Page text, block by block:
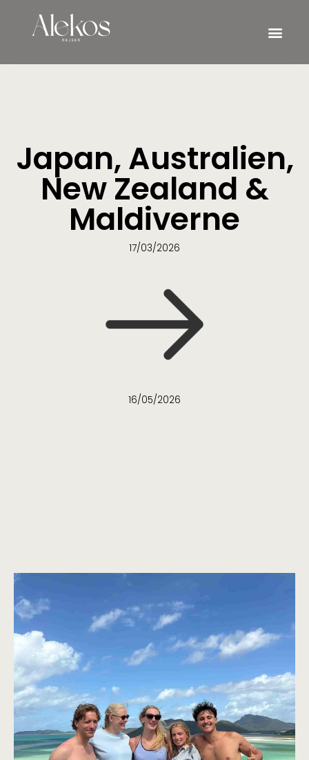
Japan, Australien,
New Zealand &
Maldiverne
17/03/2026
16/05/2026